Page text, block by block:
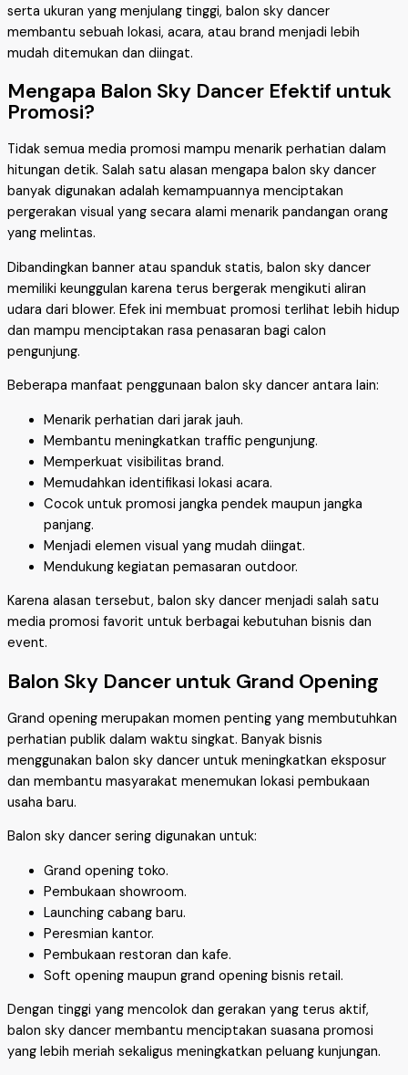
serta ukuran yang menjulang tinggi, balon sky dancer
membantu sebuah lokasi, acara, atau brand menjadi lebih
mudah ditemukan dan diingat.
Mengapa Balon Sky Dancer Efektif untuk
Promosi?
Tidak semua media promosi mampu menarik perhatian dalam
hitungan detik. Salah satu alasan mengapa balon sky dancer
banyak digunakan adalah kemampuannya menciptakan
pergerakan visual yang secara alami menarik pandangan orang
yang melintas.
Dibandingkan banner atau spanduk statis, balon sky dancer
memiliki keunggulan karena terus bergerak mengikuti aliran
udara dari blower. Efek ini membuat promosi terlihat lebih hidup
dan mampu menciptakan rasa penasaran bagi calon
pengunjung.
Beberapa manfaat penggunaan balon sky dancer antara lain:
Menarik perhatian dari jarak jauh.
Membantu meningkatkan traffic pengunjung.
Memperkuat visibilitas brand.
Memudahkan identifikasi lokasi acara.
Cocok untuk promosi jangka pendek maupun jangka
panjang.
Menjadi elemen visual yang mudah diingat.
Mendukung kegiatan pemasaran outdoor.
Karena alasan tersebut, balon sky dancer menjadi salah satu
media promosi favorit untuk berbagai kebutuhan bisnis dan
event.
Balon Sky Dancer untuk Grand Opening
Grand opening merupakan momen penting yang membutuhkan
perhatian publik dalam waktu singkat. Banyak bisnis
menggunakan balon sky dancer untuk meningkatkan eksposur
dan membantu masyarakat menemukan lokasi pembukaan
usaha baru.
Balon sky dancer sering digunakan untuk:
Grand opening toko.
Pembukaan showroom.
Launching cabang baru.
Peresmian kantor.
Pembukaan restoran dan kafe.
Soft opening maupun grand opening bisnis retail.
Dengan tinggi yang mencolok dan gerakan yang terus aktif,
balon sky dancer membantu menciptakan suasana promosi
yang lebih meriah sekaligus meningkatkan peluang kunjungan.